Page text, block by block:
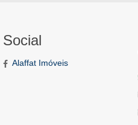
Social
Alaffat Imóveis